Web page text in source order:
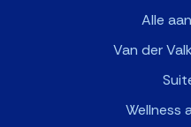
Alle
Van der
Wellness